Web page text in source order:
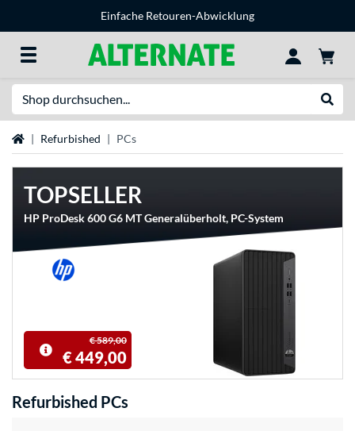
Einfache Retouren-Abwicklung
StartseiteRefurbished PCs
TOPSELLER
HP ProDesk 600 G6 MT Generalüberholt, PC-System
€ 589,00
€ 449,00
Refurbished PCs